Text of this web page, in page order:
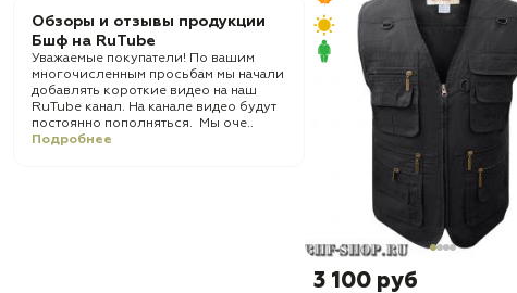
Обзоры и отзывы продукции
Бшф на RuTube
Уважаемые покупатели! По вашим
многочисленным просьбам мы начали
добавлять короткие видео на наш
RuTube канал. На канале видео будут
постоянно пополняться. Мы оче..
Подробнее
3 100 руб